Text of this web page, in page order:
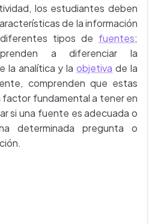
los estudiantes deben
de la información
tipos de fuentes;
a diferenciar la
la analítica y laobjetiva de la
comprenden que estas
fundamental a tener en
si una fuente es adecuada o
determinada pregunta o